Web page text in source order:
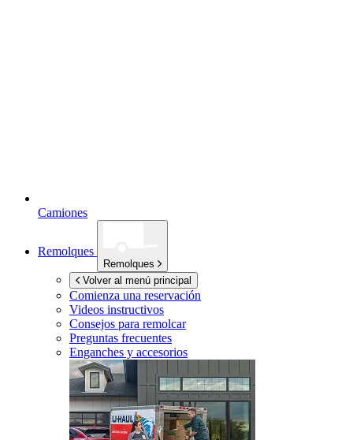
Camiones
Remolques
Remolques
Volver al menú principal
Comienza una reservación
Videos instructivos
Consejos para remolcar
Preguntas frecuentes
Enganches y accesorios